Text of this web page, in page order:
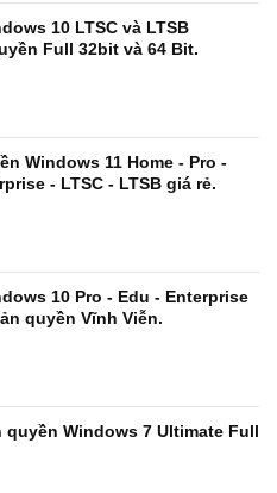
10 LTSC và LTSB
Full 32bit và 64 Bit.
Windows 11 Home - Pro -
- LTSC - LTSB giá rẻ.
10 Pro - Edu - Enterprise
quyền Vĩnh Viễn.
quyền Windows 7 Ultimate Full